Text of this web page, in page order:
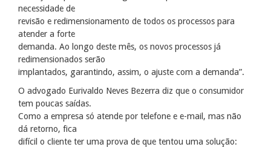
necessidade de
revisão e redimensionamento de todos os processos para
atender a forte
demanda. Ao longo deste mês, os novos processos já
redimensionados serão
implantados, garantindo, assim, o ajuste com a demanda”.
O advogado Eurivaldo Neves Bezerra diz que o consumidor
tem poucas saídas.
Como a empresa só atende por telefone e e-mail, mas não
dá retorno, fica
difícil o cliente ter uma prova de que tentou uma solução: